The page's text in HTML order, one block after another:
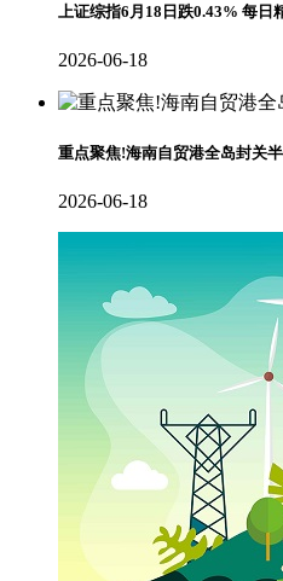
上证综指6月18日跌0.43% 每日
2026-06-18
重点聚焦!海南自贸港全岛封关
2026-06-18